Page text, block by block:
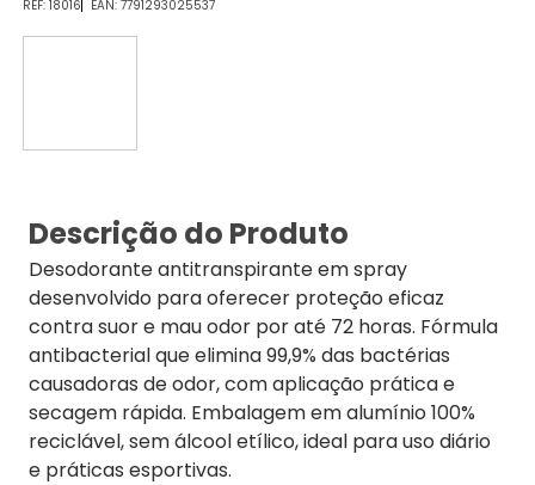
18016 7791293025537
Descrição do Produto
Desodorante antitranspirante em spray
desenvolvido para oferecer proteção eficaz
contra suor e mau odor por até 72 horas. Fórmula
antibacterial que elimina 99,9% das bactérias
causadoras de odor, com aplicação prática e
secagem rápida. Embalagem em alumínio 100%
reciclável, sem álcool etílico, ideal para uso diário
e práticas esportivas.